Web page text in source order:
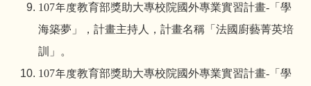
107年度教育部獎助大專校院國外專業實習計畫- 「學
海築夢」，計畫主持人，計畫名稱「法國廚藝菁英培
訓」。
107年度教育部獎助大專校院國外專業實習計畫- 「學